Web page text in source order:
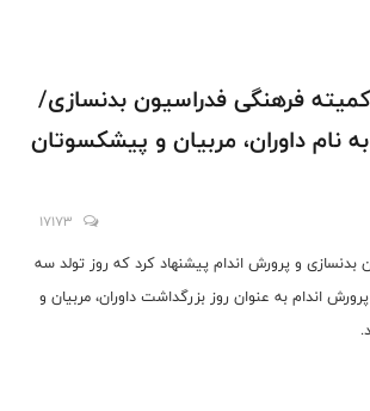
فرهنگی فدراسیون بدنسازی/
نام داوران، مربیان و پیشکسوتان
17173
و پرورش اندام پیشنهاد کرد که روز تولد سه
اندام به عنوان روز بزرگداشت داوران، مربیان و